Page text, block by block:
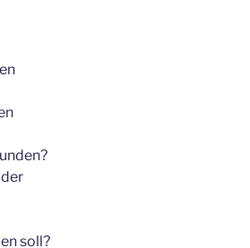
soll?